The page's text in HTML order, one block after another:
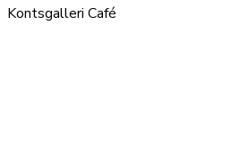
Kontsgalleri Café